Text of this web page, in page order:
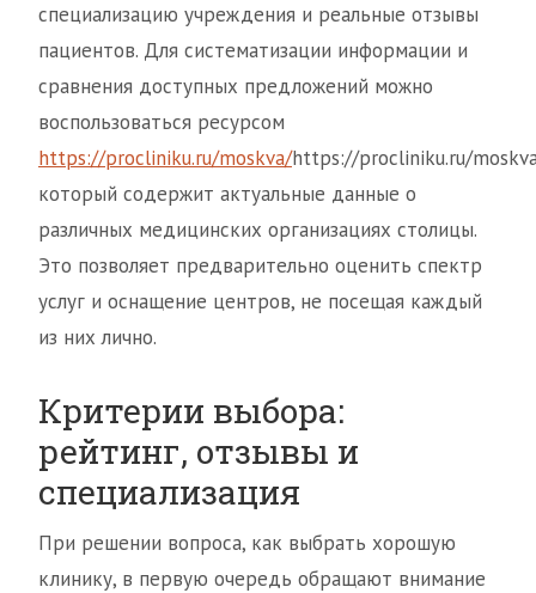
специализацию учреждения и реальные отзывы
пациентов. Для систематизации информации и
сравнения доступных предложений можно
воспользоваться ресурсом
https://procliniku.ru/moskva/https://procliniku.ru/
который содержит актуальные данные о
различных медицинских организациях столицы.
Это позволяет предварительно оценить спектр
услуг и оснащение центров, не посещая каждый
из них лично.
Критерии выбора:
рейтинг, отзывы и
специализация
При решении вопроса, как выбрать хорошую
клинику, в первую очередь обращают внимание